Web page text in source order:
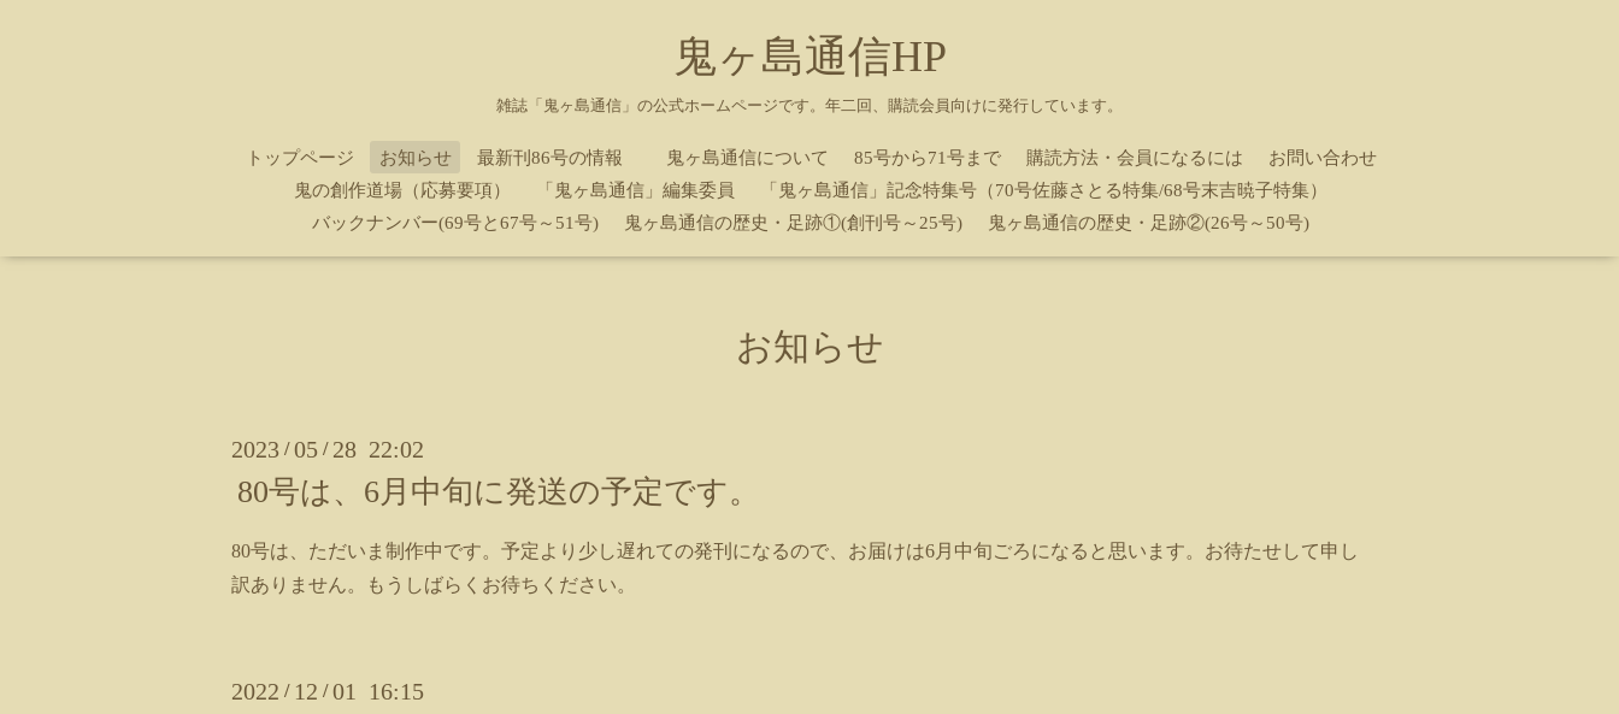
鬼ヶ島通信HP
雑誌「鬼ヶ島通信」の公式ホームページです。年二回、購読会員向けに発行しています。
トップページ お知らせ 最新刊86号の情報 鬼ヶ島通信について 85号から71号まで 購読方法・会員になるには
お問い合わせ
鬼の創作道場（応募要項）
「鬼ヶ島通信」編集委員
「鬼ヶ島通信」記念特集号（70号佐藤さとる特集/68号末吉暁子特集）
バックナンバー(69号と67号～51号)
鬼ヶ島通信の歴史・足跡①(創刊号～25号) 鬼ヶ島通信の歴史・足跡②(26号～50号)
お知らせ
2023 /05 / 28 22:02
80号は、6月中旬に発送の予定です。
80号は、ただいま制作中です。予定より少し遅れての発刊になるので、お届けは6月中旬ごろになると思います。お待たせして申し
訳ありません。もうしばらくお待ちください。
2022 / 12 /01 16:15